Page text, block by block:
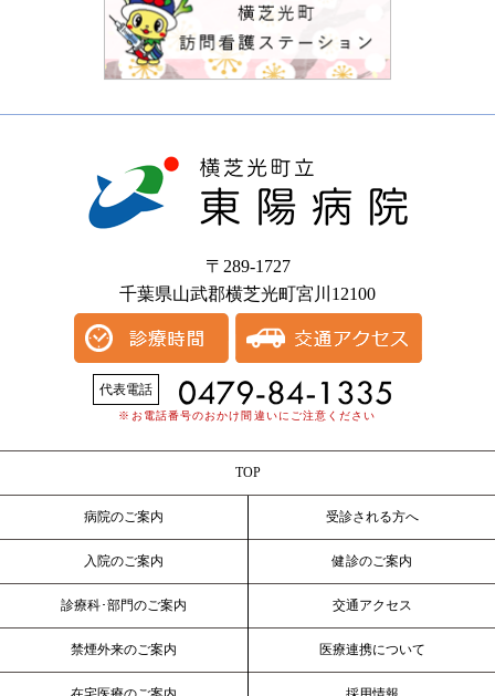
〒289-1727
千葉県山武郡横芝光町宮川12100
代表電話
※お電話番号のおかけ間違いにご注意ください
TOP
病院のご案内 受診される方へ
入院のご案内 健診のご案内
診療科･部門のご案内 交通アクセス
禁煙外来のご案内 医療連携について